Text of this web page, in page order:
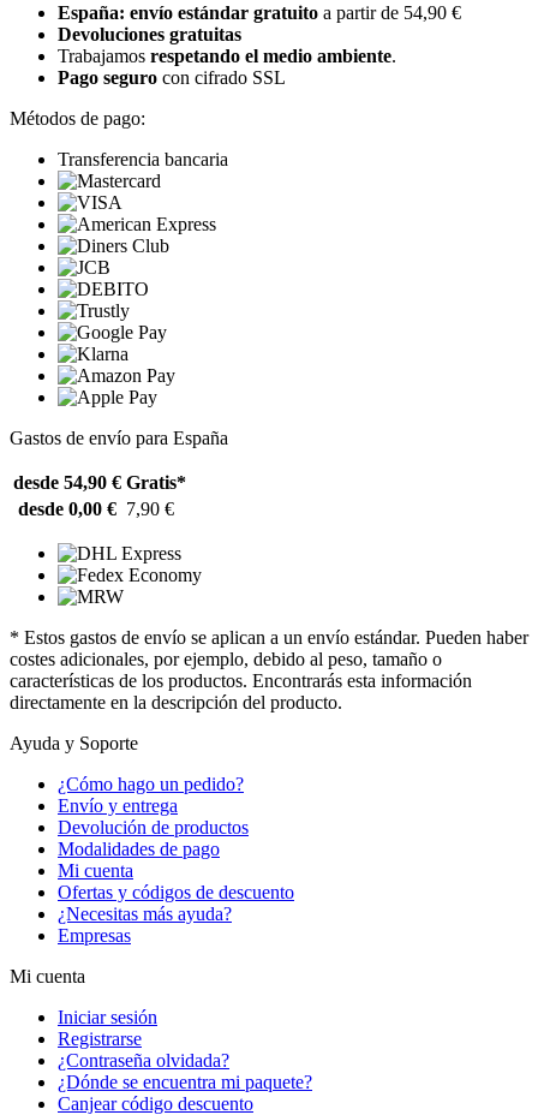
España: envío estándar gratuito a partir de 54,90 €
Devoluciones gratuitas
Trabajamos respetando el medio ambiente.
Pago seguro con cifrado SSL
Métodos de pago:
Transferencia bancaria
Gastos de envío para España
desde 54,90 € Gratis*
desde 0,00 € 7,90 €
* Estos gastos de envío se aplican a un envío estándar. Pueden haber
costes adicionales, por ejemplo, debido al peso, tamaño o
características de los productos. Encontrarás esta información
directamente en la descripción del producto.
Ayuda y Soporte
¿Cómo hago un pedido?
Envío y entrega
Devolución de productos
Modalidades de pago
Mi cuenta
Ofertas y códigos de descuento
¿Necesitas más ayuda?
Empresas
Mi cuenta
Iniciar sesión
Registrarse
¿Contraseña olvidada?
¿Dónde se encuentra mi paquete?
Canjear código descuento